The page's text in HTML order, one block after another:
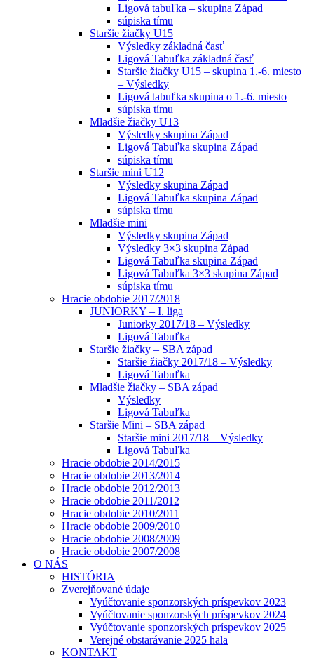
Ligová tabuľka – skupina Západ
súpiska tímu
Staršie žiačky U15
Výsledky základná časť
Ligová Tabuľka základná časť
Staršie žiačky U15 – skupina 1.-6. miesto
– Výsledky
Ligová tabuľka skupina o 1.-6. miesto
súpiska tímu
Mladšie žiačky U13
Výsledky skupina Západ
Ligová Tabuľka skupina Západ
súpiska tímu
Staršie mini U12
Výsledky skupina Západ
Ligová Tabuľka skupina Západ
súpiska tímu
Mladšie mini
Výsledky skupina Západ
Výsledky 3×3 skupina Západ
Ligová Tabuľka skupina Západ
Ligová Tabuľka 3×3 skupina Západ
súpiska tímu
Hracie obdobie 2017/2018
JUNIORKY – I. liga
Juniorky 2017/18 – Výsledky
Ligová Tabuľka
Staršie žiačky – SBA západ
Staršie žiačky 2017/18 – Výsledky
Ligová Tabuľka
Mladšie žiačky – SBA západ
Výsledky
Ligová Tabuľka
Staršie Mini – SBA západ
Staršie mini 2017/18 – Výsledky
Ligová Tabuľka
Hracie obdobie 2014/2015
Hracie obdobie 2013/2014
Hracie obdobie 2012/2013
Hracie obdobie 2011/2012
Hracie obdobie 2010/2011
Hracie obdobie 2009/2010
Hracie obdobie 2008/2009
Hracie obdobie 2007/2008
O NÁS
HISTÓRIA
Zverejňované údaje
Vyúčtovanie sponzorských príspevkov 2023
Vyúčtovanie sponzorských príspevkov 2024
Vyúčtovanie sponzorských príspevkov 2025
Verejné obstarávanie 2025 hala
KONTAKT